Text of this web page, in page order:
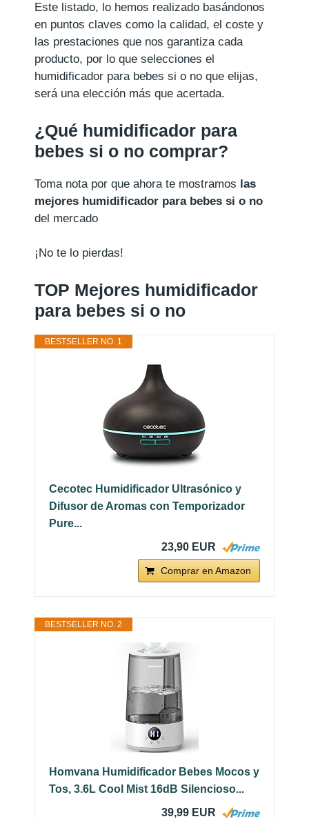
Este listado, lo hemos realizado basándonos
en puntos claves como la calidad, el coste y
las prestaciones que nos garantiza cada
producto, por lo que selecciones el
humidificador para bebes si o no que elijas,
será una elección más que acertada.
¿Qué humidificador para
bebes si o no comprar?
Toma nota por que ahora te mostramos las
mejores humidificador para bebes si o no
del mercado
¡No te lo pierdas!
TOP Mejores humidificador
para bebes si o no
BESTSELLER NO. 1
Cecotec Humidificador Ultrasónico y
Difusor de Aromas con Temporizador
Pure...
23,90 EUR
Comprar en Amazon
BESTSELLER NO. 2
Homvana Humidificador Bebes Mocos y
Tos, 3.6L Cool Mist 16dB Silencioso...
39,99 EUR